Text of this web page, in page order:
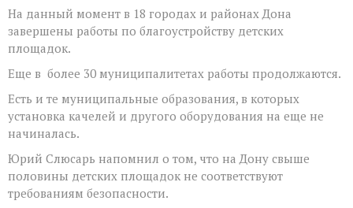
На данный момент в 18 городах и районах Дона
завершены работы по благоустройству детских
площадок.
Еще в более 30 муниципалитетах работы продолжаются.
Есть и те муниципальные образования, в которых
установка качелей и другого оборудования на еще не
начиналась.
Юрий Слюсарь напомнил о том, что на Дону свыше
половины детских площадок не соответствуют
требованиям безопасности.